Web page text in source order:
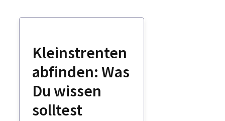
Kleinstrenten
abfinden: Was
Du wissen
solltest